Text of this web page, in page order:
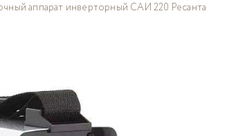
аппарат инверторный САИ 220 Ресанта